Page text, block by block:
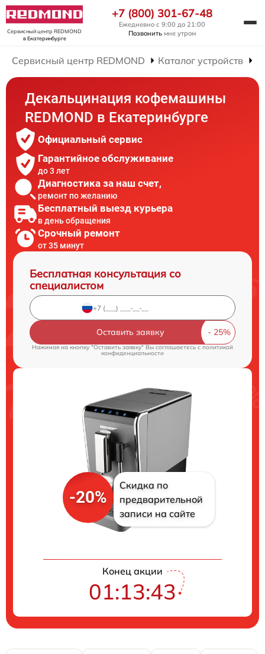
Сервисный центр REDMOND
в Екатеринбурге
+7 (800) 301-67-48
Ежедневно с 9:00 до 21:00
Позвонить мне утром
Сервисный центр REDMOND Каталог устройств
Декальцинация кофемашины
REDMOND в Екатеринбурге
Официальный сервис
Гарантийное обслуживание
до 3 лет
Диагностика за наш счет,
ремонт по желанию
Бесплатный выезд курьера
в день обращения
Срочный ремонт
от 35 минут
Бесплатная консультация со
специалистом
Оставить заявку
Нажимая на кнопку "Оставить заявку" Вы соглашаетесь c политикой
конфиденциальности
-20%
Скидка по
предварительной
записи на сайте
Конец акции
01:13:43